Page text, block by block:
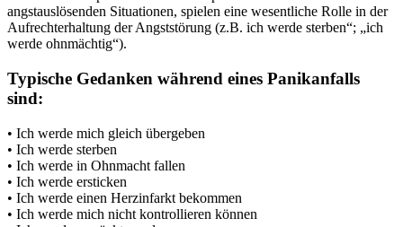
angstauslösenden Situationen, spielen eine wesentliche Rolle in der
Aufrechterhaltung der Angststörung (z.B. ich werde sterben“; „ich
werde ohnmächtig“).
Typische Gedanken während eines Panikanfalls
sind:
• Ich werde mich gleich übergeben
• Ich werde sterben
• Ich werde in Ohnmacht fallen
• Ich werde ersticken
• Ich werde einen Herzinfarkt bekommen
• Ich werde mich nicht kontrollieren können